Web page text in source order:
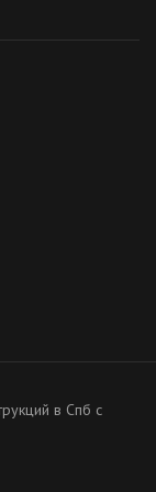
в Спб с